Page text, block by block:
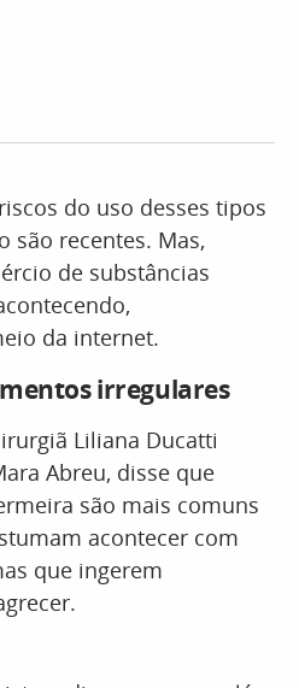
do uso desses tipos
são recentes. Mas,
de substâncias
da internet.
irregulares
Liliana Ducatti
Abreu, disse que
são mais comuns
acontecer com
que ingerem